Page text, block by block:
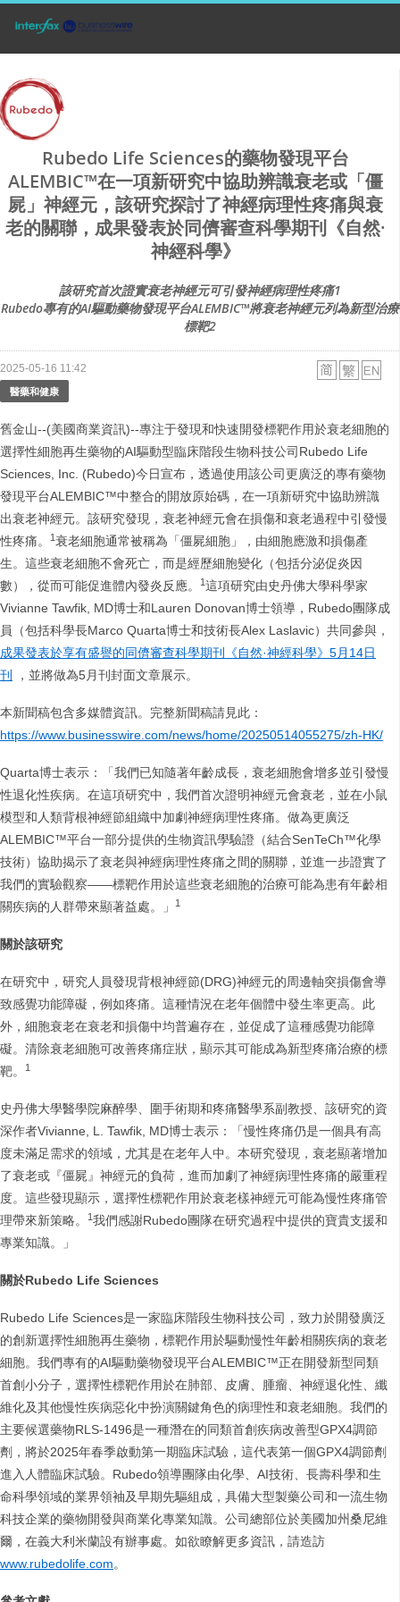
Rubedo Life Sciences的藥物發現平台
ALEMBIC™在一項新研究中協助辨識衰老或「僵
屍」神經元，該研究探討了神經病理性疼痛與衰
老的關聯，成果發表於同儕審查科學期刊《自然·
神經科學》
該研究首次證實衰老神經元可引發神經病理性疼痛1
Rubedo專有的AI驅動藥物發現平台ALEMBIC™將衰老神經元列為新型治療
標靶2
2025-05-16 11:42
醫藥和健康
舊金山--(美國商業資訊)--專注于發現和快速開發標靶作用於衰老細胞的
選擇性細胞再生藥物的AI驅動型臨床階段生物科技公司Rubedo Life
Sciences, Inc. (Rubedo)今日宣布，透過使用該公司更廣泛的專有藥物
發現平台ALEMBIC™中整合的開放原始碼，在一項新研究中協助辨識
出衰老神經元。該研究發現，衰老神經元會在損傷和衰老過程中引發慢
性疼痛。
1衰老細胞通常被稱為「僵屍細胞」，由細胞應激和損傷產
生。這些衰老細胞不會死亡，而是經歷細胞變化（包括分泌促炎因
數），從而可能促進體內發炎反應。
1這項研究由史丹佛大學科學家
Vivianne Tawfik, MD博士和Lauren Donovan博士領導，Rubedo團隊成
員（包括科學長Marco Quarta博士和技術長Alex Laslavic）共同參與，
成果發表於享有盛譽的同儕審查科學期刊《自然·神經科學》5月14日
刊
，並將做為5月刊封面文章展示。
本新聞稿包含多媒體資訊。完整新聞稿請見此：
https://www.businesswire.com/news/home/20250514055275/zh-HK/
Quarta博士表示：「我們已知隨著年齡成長，衰老細胞會增多並引發慢
性退化性疾病。在這項研究中，我們首次證明神經元會衰老，並在小鼠
模型和人類背根神經節組織中加劇神經病理性疼痛。做為更廣泛
ALEMBIC™平台一部分提供的生物資訊學驗證（結合SenTeCh™化學
技術）協助揭示了衰老與神經病理性疼痛之間的關聯，並進一步證實了
我們的實驗觀察——標靶作用於這些衰老細胞的治療可能為患有年齡相
關疾病的人群帶來顯著益處。」
1
關於該研究
在研究中，研究人員發現背根神經節(DRG)神經元的周邊軸突損傷會導
致感覺功能障礙，例如疼痛。這種情況在老年個體中發生率更高。此
外，細胞衰老在衰老和損傷中均普遍存在，並促成了這種感覺功能障
礙。清除衰老細胞可改善疼痛症狀，顯示其可能成為新型疼痛治療的標
靶。
1
史丹佛大學醫學院麻醉學、圍手術期和疼痛醫學系副教授、該研究的資
深作者Vivianne, L. Tawfik, MD博士表示：「慢性疼痛仍是一個具有高
度未滿足需求的領域，尤其是在老年人中。本研究發現，衰老顯著增加
了衰老或『僵屍』神經元的負荷，進而加劇了神經病理性疼痛的嚴重程
度。這些發現顯示，選擇性標靶作用於衰老樣神經元可能為慢性疼痛管
理帶來新策略。
1我們感謝Rubedo團隊在研究過程中提供的寶貴支援和
專業知識。」
關於Rubedo Life Sciences
Rubedo Life Sciences是一家臨床階段生物科技公司，致力於開發廣泛
的創新選擇性細胞再生藥物，標靶作用於驅動慢性年齡相關疾病的衰老
細胞。我們專有的AI驅動藥物發現平台ALEMBIC™正在開發新型同類
首創小分子，選擇性標靶作用於在肺部、皮膚、腫瘤、神經退化性、纖
維化及其他慢性疾病惡化中扮演關鍵角色的病理性和衰老細胞。我們的
主要候選藥物RLS-1496是一種潛在的同類首創疾病改善型GPX4調節
劑，將於2025年春季啟動第一期臨床試驗，這代表第一個GPX4調節劑
進入人體臨床試驗。Rubedo領導團隊由化學、AI技術、長壽科學和生
命科學領域的業界領袖及早期先驅組成，具備大型製藥公司和一流生物
科技企業的藥物開發與商業化專業知識。公司總部位於美國加州桑尼維
爾，在義大利米蘭設有辦事處。如欲瞭解更多資訊，請造訪
www.rubedolife.com。